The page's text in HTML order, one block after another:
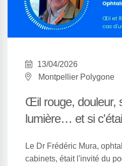
13/04/2026
Montpellier Polygone
Œil rouge, douleur,
lumière… et si
Le Dr Frédéric Mura,
cabinets, était l'invité du
Créateur du